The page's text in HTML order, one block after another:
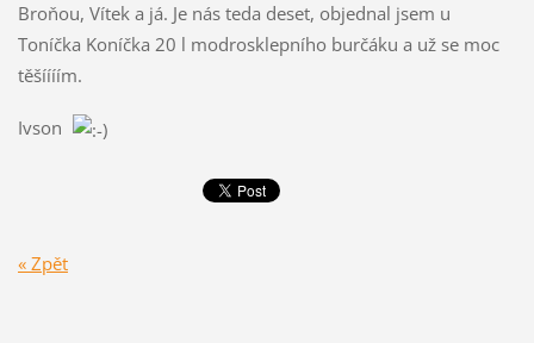
Broňou, Vítek a já. Je nás teda deset, objednal jsem u
Toníčka Koníčka 20 l modrosklepního burčáku a už se moc
těšíííím.
Ivson
« Zpět